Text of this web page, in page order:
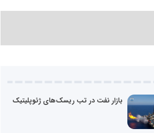
بازار نفت در تب ریسک‌های ژئوپلیتیک